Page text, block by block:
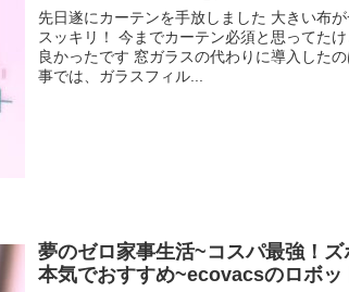
先日遂にカーテンを手放しました 大きい布
スッキリ！ 今までカーテン必須と思ってた
良かったです 窓ガラスの代わりに導入した
事では、ガラスフィル...
夢のゼロ家事生活~コスパ最強！
本気でおすすめ~ecovacsのロボッ